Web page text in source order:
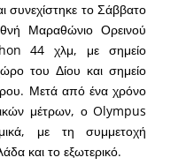
το Σάββατο
Μαραθώνιο Ορεινού
44 χλμ, με σημείο
του Δίου και σημείο
Μετά από ένα χρόνο
μέτρων, ο Olympus
με τη συμμετοχή
και το εξωτερικό.